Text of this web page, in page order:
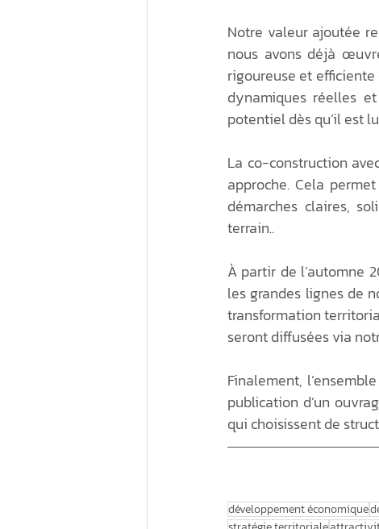
Notre valeur ajoutée
nous avons déjà
rigoureuse et
dynamiques réelles
potentiel dès qu’il est
La co-construction
approche. Cela
démarches claires,
terrain..
À partir de l’automne
les grandes lignes de
transformation
seront diffusées via
Finalement,
publication d’un
qui choisissent de
développement économique